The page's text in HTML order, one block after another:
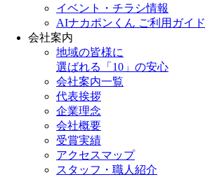
イベント・チラシ情報
AIナカポンくん ご利用ガイド
会社案内
地域の皆様に
選ばれる「10」の安心
会社案内一覧
代表挨拶
企業理念
会社概要
受賞実績
アクセスマップ
スタッフ・職人紹介